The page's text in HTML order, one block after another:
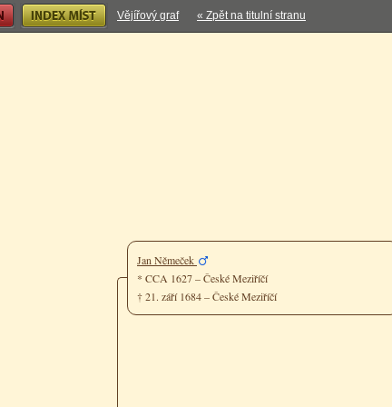
Index míst Vějířový graf « Zpět na titulní stranu
Jan Němeček
* CCA 1627 – České Meziříčí
† 21. září 1684 – České Meziříčí